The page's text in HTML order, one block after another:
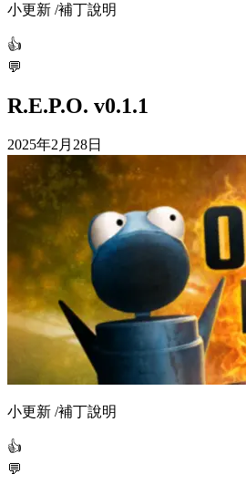
小更新 /補丁說明
👍
💬
R.E.P.O. v0.1.1
2025年2月28日
小更新 /補丁說明
👍
💬